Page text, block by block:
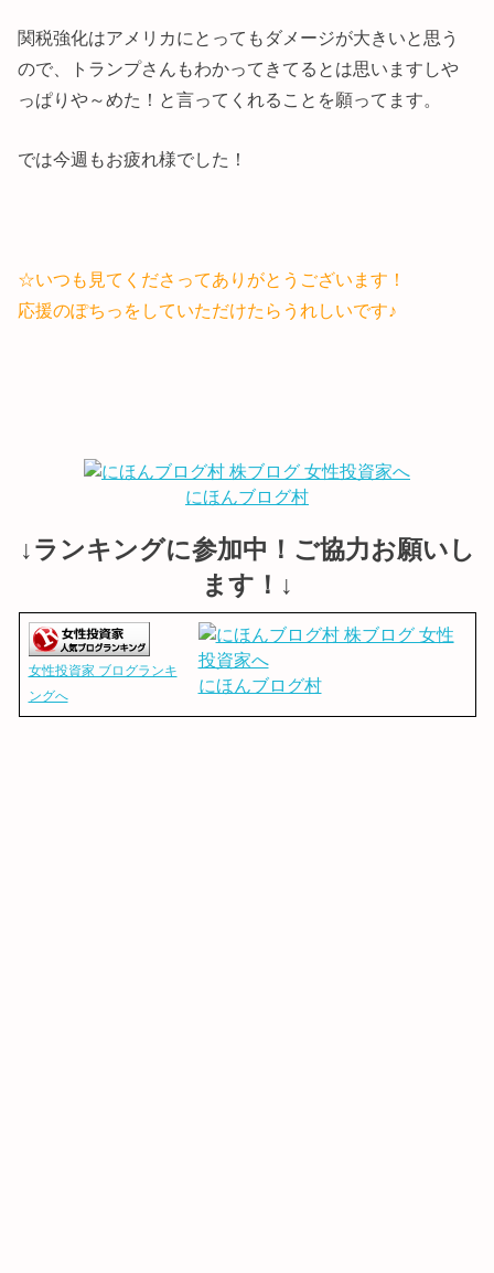
関税強化はアメリカにとってもダメージが大きいと思う
ので、トランプさんもわかってきてるとは思いますしや
っぱりや～めた！と言ってくれることを願ってます。
では今週もお疲れ様でした！
☆いつも見てくださってありがとうございます！
応援のぽちっをしていただけたらうれしいです♪
にほんブログ村
↓ランキングに参加中！ご協力お願いし
ます！↓
女性投資家 ブログランキ
ングへ
にほんブログ村